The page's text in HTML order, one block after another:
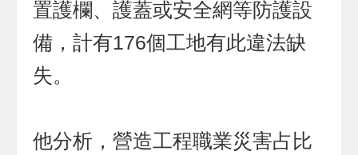
置護欄、護蓋或安全網等防護設
備，計有176個工地有此違法缺
失。
他分析，營造工程職業災害占比